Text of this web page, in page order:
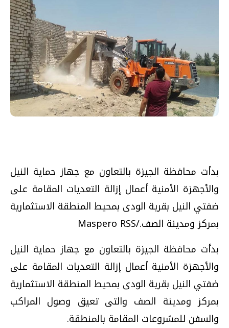
بدأت محافظة الجيزة بالتعاون مع جهاز حماية النيل
والأجهزة الأمنية أعمال إزالة التعديات المقامة على
ضفتي النيل بقرية الودى بمحيط المنطقة الاستثمارية
بمركز ومدينة الصف./Maspero RSS
بدأت محافظة الجيزة بالتعاون مع جهاز حماية النيل
والأجهزة الأمنية أعمال إزالة التعديات المقامة على
ضفتي النيل بقرية الودى بمحيط المنطقة الاستثمارية
بمركز ومدينة الصف والتى تعيق وصول المراكب
والسفن للمشروعات المقامة بالمنطقة.